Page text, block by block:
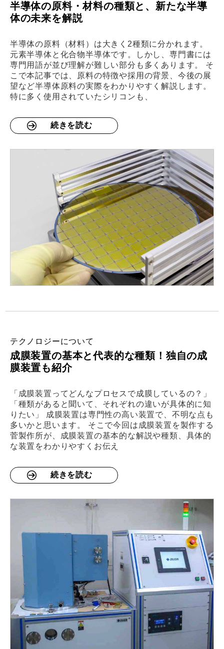
半導体の原料・材料の種類と、新たな半導
体の未来を解説
半導体の原料（材料）は大きく2種類に分かれます。
元素半導体と化合物半導体です。しかし、専門書には
専門用語が並び理解が難しい部分も多くあります。 そ
こで本記事では、原料の特徴や採用の背景、今後の展
望など半導体原料の実際をわかりやすく解説します。
特に多く使用されていたシリコンも、
続きを読む
テクノロジーについて
成膜装置の基本と代表的な種類！独自の成
膜装置も紹介
「成膜装置ってどんなプロセスで成膜しているの？」
「種類があると聞いて、それぞれの違いが具体的に知
りたい」 成膜装置は専門性の高い装置で、不明な点も
多いかと思います。 そこで今回は成膜装置を製作する
菅製作所が、成膜装置の基本的な解説や種類、具体的
な装置をわかりやすくお伝え
続きを読む